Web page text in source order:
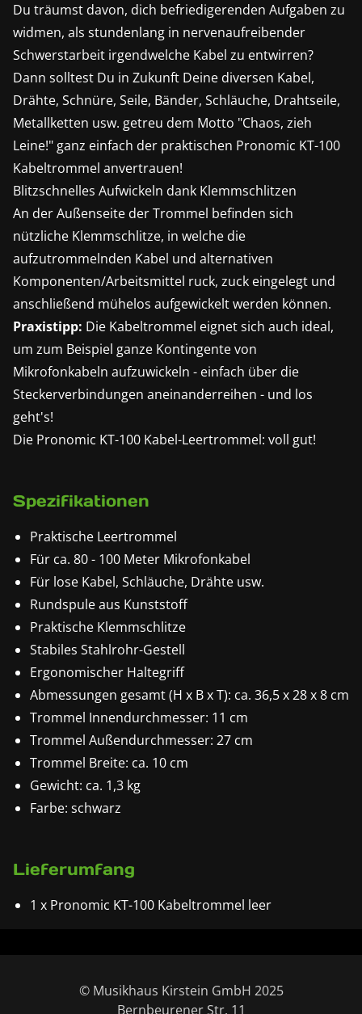
Du träumst davon, dich befriedigerenden Aufgaben zu
widmen, als stundenlang in nervenaufreibender
Schwerstarbeit irgendwelche Kabel zu entwirren?
Dann solltest Du in Zukunft Deine diversen Kabel,
Drähte, Schnüre, Seile, Bänder, Schläuche, Drahtseile,
Metallketten usw. getreu dem Motto "Chaos, zieh
Leine!" ganz einfach der praktischen Pronomic KT-100
Kabeltrommel anvertrauen!
Blitzschnelles Aufwickeln dank Klemmschlitzen
An der Außenseite der Trommel befinden sich
nützliche Klemmschlitze, in welche die
aufzutrommelnden Kabel und alternativen
Komponenten/Arbeitsmittel ruck, zuck eingelegt und
anschließend mühelos aufgewickelt werden können.
Praxistipp: Die Kabeltrommel eignet sich auch ideal,
um zum Beispiel ganze Kontingente von
Mikrofonkabeln aufzuwickeln - einfach über die
Steckerverbindungen aneinanderreihen - und los
geht's!
Die Pronomic KT-100 Kabel-Leertrommel: voll gut!
Spezifikationen
Praktische Leertrommel
Für ca. 80 - 100 Meter Mikrofonkabel
Für lose Kabel, Schläuche, Drähte usw.
Rundspule aus Kunststoff
Praktische Klemmschlitze
Stabiles Stahlrohr-Gestell
Ergonomischer Haltegriff
Abmessungen gesamt (H x B x T): ca. 36,5 x 28 x 8 cm
Trommel Innendurchmesser: 11 cm
Trommel Außendurchmesser: 27 cm
Trommel Breite: ca. 10 cm
Gewicht: ca. 1,3 kg
Farbe: schwarz
Lieferumfang
1 x Pronomic KT-100 Kabeltrommel leer
© Musikhaus Kirstein GmbH 2025
Bernbeurener Str. 11